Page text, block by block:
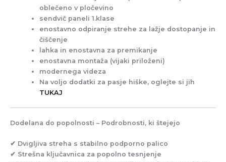
oblečeno v pločevino
sendvič paneli 1.klase
enostavno odpiranje strehe za lažje dostopanje in
čiščenje
lahka in enostavna za premikanje
enostavna montaža (vijaki priloženi)
modernega videza
Na voljo dodatki za pasje hiške, oglejte si jih
TUKAJ
Dodelana do popolnosti – Podrobnosti, ki štejejo
✔ Dvigljiva streha s stabilno podporno palico
✔ Strešna ključavnica za popolno tesnjenje